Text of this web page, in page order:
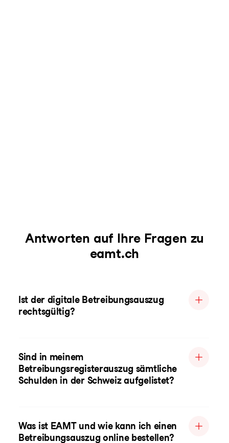
Antworten auf Ihre Fragen zu
eamt.ch
Ist der digitale Betreibungsauszug
rechtsgültig?
Sind in meinem
Betreibungsregisterauszug sämtliche
Schulden in der Schweiz aufgelistet?
Was ist EAMT und wie kann ich einen
Betreibungsauszug online bestellen?